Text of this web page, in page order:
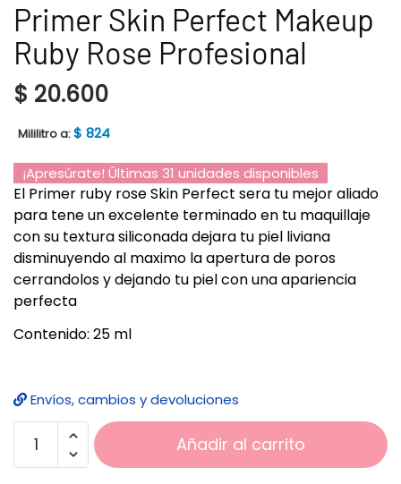
Primer Skin Perfect Makeup
Ruby Rose Profesional
$ 20.600
Mililitro a:$ 824
¡Apresúrate! Últimas 31 unidades disponibles
El Primer ruby rose Skin Perfect sera tu mejor aliado
para tene un excelente terminado en tu maquillaje
con su textura siliconada dejara tu piel liviana
disminuyendo al maximo la apertura de poros
cerrandolos y dejando tu piel con una apariencia
perfecta
Contenido: 25 ml
Envíos, cambios y devoluciones
Añadir al carrito